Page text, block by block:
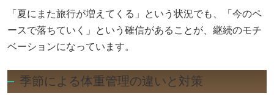
「夏にまた旅行が増えてくる」という状況でも、「今のペ
ースで落ちていく」という確信があることが、継続のモチ
ベーションになっています。
季節による体重管理の違いと対策